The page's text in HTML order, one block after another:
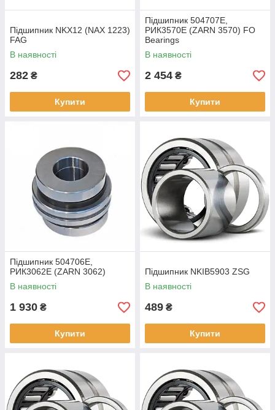
Підшипник NKX12 (NAX 1223)
FAG
В наявності
282 ₴
Купити
Підшипник 504707Е,
РИК3570Е (ZARN 3570) FO
Bearings
В наявності
2 454 ₴
Купити
Підшипник 504706Е,
РИК3062Е (ZARN 3062)
В наявності
1 930 ₴
Купити
Підшипник NKIB5903 ZSG
В наявності
489 ₴
Купити